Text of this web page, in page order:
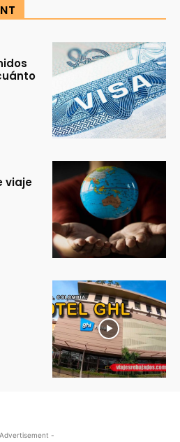
viaje
-